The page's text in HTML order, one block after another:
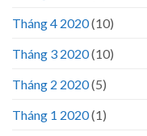
Tháng 4 2020(10)
Tháng 3 2020(10)
Tháng 2 2020(5)
Tháng 1 2020(1)